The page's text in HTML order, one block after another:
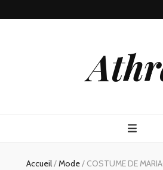
Accueil/Mode/ COSTUME DE